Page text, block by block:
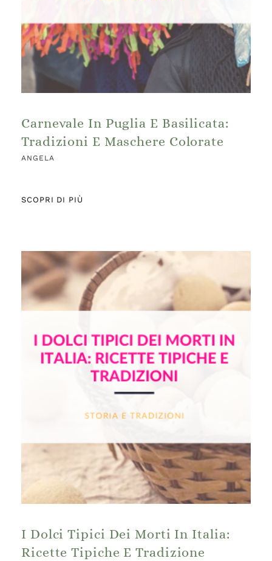
Carnevale In Puglia E Basilicata:
Tradizioni E Maschere Colorate
ANGELA
SCOPRI DI PIÙ
I Dolci Tipici Dei Morti In Italia:
Ricette Tipiche E Tradizione